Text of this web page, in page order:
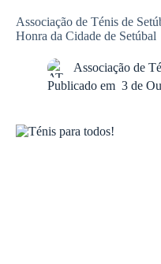
Associação de Ténis de
Honra da Cidade de Setúbal
Associação de
Publicado em 3 de